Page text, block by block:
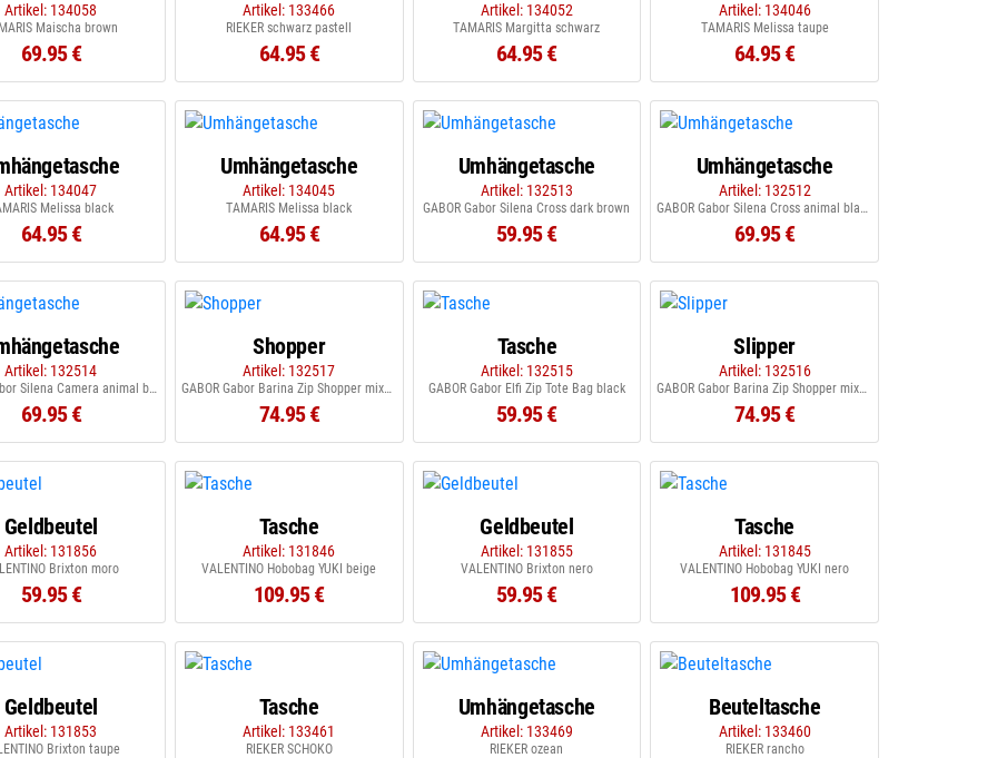
Artikel: 134058
Maischa brown
69.95 €
Artikel: 133466
RIEKER schwarz pastell
64.95 €
Artikel: 134052
TAMARIS Margitta schwarz
64.95 €
Artikel: 134046
TAMARIS Melissa taupe
64.95 €
Artikel: 134047
Melissa black
64.95 €
Umhängetasche
Artikel: 134045
TAMARIS Melissa black
64.95 €
Umhängetasche
Artikel: 132513
GABOR Gabor Silena Cross dark brown
59.95 €
Umhängetasche
Artikel: 132512
GABOR Gabor Silena Cross animal black
69.95 €
Artikel: 132514
GABOR Gabor Silena Camera animal black
69.95 €
Shopper
Artikel: 132517
GABOR Gabor Barina Zip Shopper mixed brown
74.95 €
Tasche
Artikel: 132515
GABOR Gabor Elfi Zip Tote Bag black
59.95 €
Slipper
Artikel: 132516
GABOR Gabor Barina Zip Shopper mixed black
74.95 €
Geldbeutel
Artikel: 131856
Brixton moro
59.95 €
Tasche
Artikel: 131846
VALENTINO Hobobag YUKI beige
109.95 €
Geldbeutel
Artikel: 131855
VALENTINO Brixton nero
59.95 €
Tasche
Artikel: 131845
VALENTINO Hobobag YUKI nero
109.95 €
Geldbeutel
Artikel: 131853
Brixton taupe
Tasche
Artikel: 133461
RIEKER SCHOKO
Umhängetasche
Artikel: 133469
RIEKER ozean
Beuteltasche
Artikel: 133460
RIEKER rancho